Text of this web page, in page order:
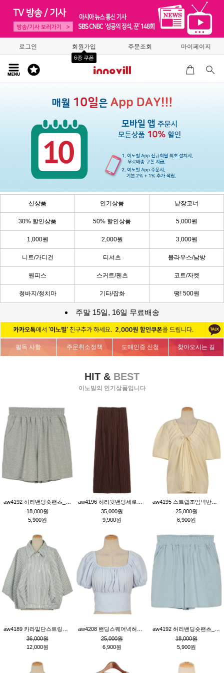
로그인 회원가입
6종 쿠폰
주문조회 마이페이지
신상품 인기상품 낱장코너
30% 할인상품 50% 할인상품 5,000원
1,000원 2,000원 3,000원
니트/가디건 티셔츠 블라우스/남방
원피스 스커트/팬츠 코트/자켓
청바지/청치마 기타/잡화 땡! 500원
주말 15일, 16일 무료배송
필독 사항 주문취소정책 도매인증 신청 찾아오시는 길
HIT & BEST
이노빌의 인기상품입니다
18,000원
5,900원
35,000원
9,900원
25,000원
6,900원
36,000원
12,000원
25,000원
6,900원
18,000원
5,900원